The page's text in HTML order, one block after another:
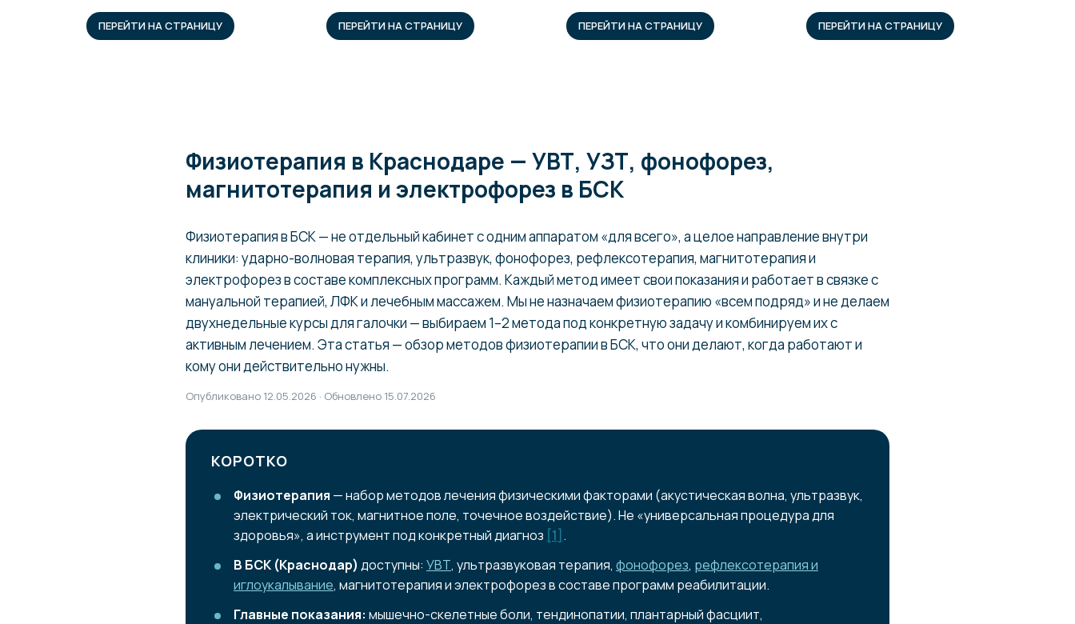
ПЕРЕЙТИ НА СТРАНИЦУ ПЕРЕЙТИ НА СТРАНИЦУ ПЕРЕЙТИ НА СТРАНИЦУ ПЕРЕЙТИ НА СТРАНИЦУ
Физиотерапия в Краснодаре — УВТ, УЗТ, фонофорез,
магнитотерапия и электрофорез в БСК
Физиотерапия в БСК — не отдельный кабинет с одним аппаратом «для всего», а целое направление внутри
клиники: ударно-волновая терапия, ультразвук, фонофорез, рефлексотерапия, магнитотерапия и
электрофорез в составе комплексных программ. Каждый метод имеет свои показания и работает в связке с
мануальной терапией, ЛФК и лечебным массажем. Мы не назначаем физиотерапию «всем подряд» и не делаем
двухнедельные курсы для галочки — выбираем 1–2 метода под конкретную задачу и комбинируем их с
активным лечением. Эта статья — обзор методов физиотерапии в БСК, что они делают, когда работают и
кому они действительно нужны.
Опубликовано 12.05.2026 · Обновлено 15.07.2026
КОРОТКО
Физиотерапия — набор методов лечения физическими факторами (акустическая волна, ультразвук,
электрический ток, магнитное поле, точечное воздействие). Не «универсальная процедура для
здоровья», а инструмент под конкретный диагноз [1] .
В БСК (Краснодар) доступны: УВТ, ультразвуковая терапия, фонофорез, рефлексотерапия и
иглоукалывание, магнитотерапия и электрофорез в составе программ реабилитации.
Главные показания: мышечно-скелетные боли, тендинопатии, плантарный фасциит,